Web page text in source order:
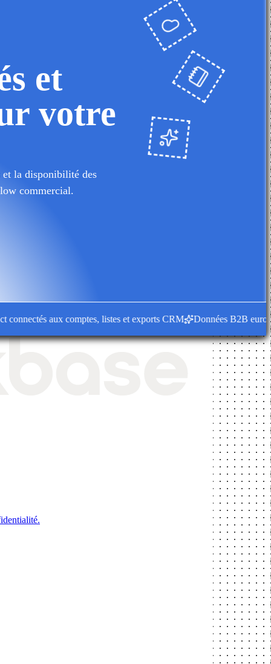
et
votre
et la disponibilité des
commercial.
aux comptes, listes et exports CRM Données B2B